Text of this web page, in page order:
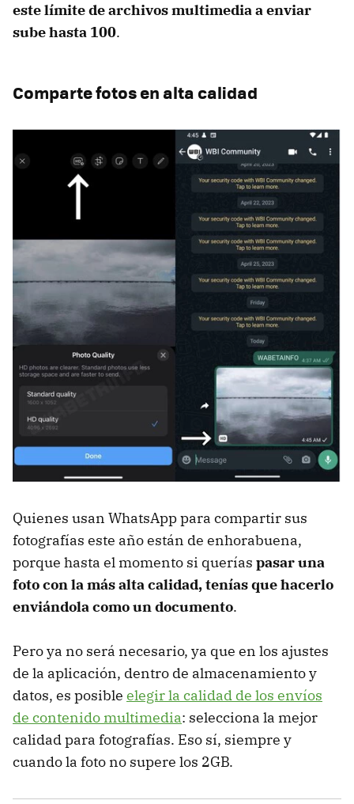
este límite de archivos multimedia a enviar
sube hasta 100.
Comparte fotos en alta calidad
Quienes usan WhatsApp para compartir sus
fotografías este año están de enhorabuena,
porque hasta el momento si querías pasar una
foto con la más alta calidad, tenías que hacerlo
enviándola como un documento.
Pero ya no será necesario, ya que en los ajustes
de la aplicación, dentro de almacenamiento y
datos, es posible elegir la calidad de los envíos
de contenido multimedia: selecciona la mejor
calidad para fotografías. Eso sí, siempre y
cuando la foto no supere los 2GB.